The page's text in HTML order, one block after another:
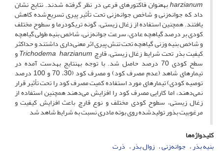
harzianumبه­عنوان فاکتورهای فرعی در نظر گرفته شدند. نتایج نشان
داد که جوانه‌زنی و شاخص جوانه‌زنی تحت تأثیر پیری تسریع‌شده کاهش
یافتند. همچنین استفاده از زغال زیستی، گونه‌ تریکودرما و سطوح مختلف
کودی بر درصد گیاهچه عادی، سرعت جوانه‌زنی، شاخص بنیه طولی گیاهچه
و شاخص بنیه وزنی گیاهچه تحت تنش پیری اثر معنی‌داری داشتند و حداکثر
کیفیت بذر تحت شرایط زغال زیستی، قارچ Trichodema harzianumو
سطح کودی 70 درصد حاصل شد. با توجه به­نتایج به­دست آمده در
تیمارهای شاهد (عدم مصرف کود) و مصرف کود (30، 70 و 100 درصد
توصیه کودی) تیمارهای مورد استفاده کمیت مصرف کود را تحت تأثیر قرار
نمی‌دهند، اما کارایی مصرف کود را افزایش می‌دهند همچنین استفاده از
زغال زیستی، سطوح کودی مختلف و نوع قارچ باعث افزایش کیفیت و
مرغوبیت بذور تولیدشده روی بوته مادری نسبت به شرایط شاهد شد
کلیدواژه‌ها
بنیه بذر جوانه‌زنی زوال بذر ذرت